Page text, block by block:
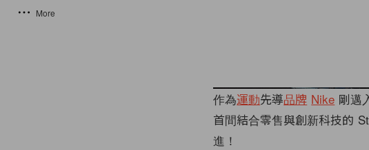
More
作為運動先導品牌 Nike 剛邁
首間結合零售與創新科技的
進！